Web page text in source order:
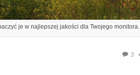
je w najlepszej jakości dla Twojego monitora.
3